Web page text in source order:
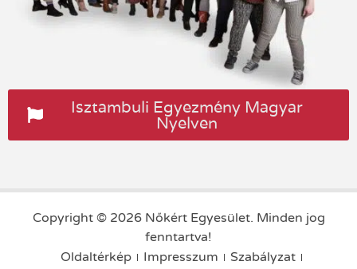
Isztambuli Egyezmény Magyar
Nyelven
Copyright © 2026 Nőkért Egyesület. Minden jog
fenntartva!
Oldaltérkép
Impresszum Szabályzat